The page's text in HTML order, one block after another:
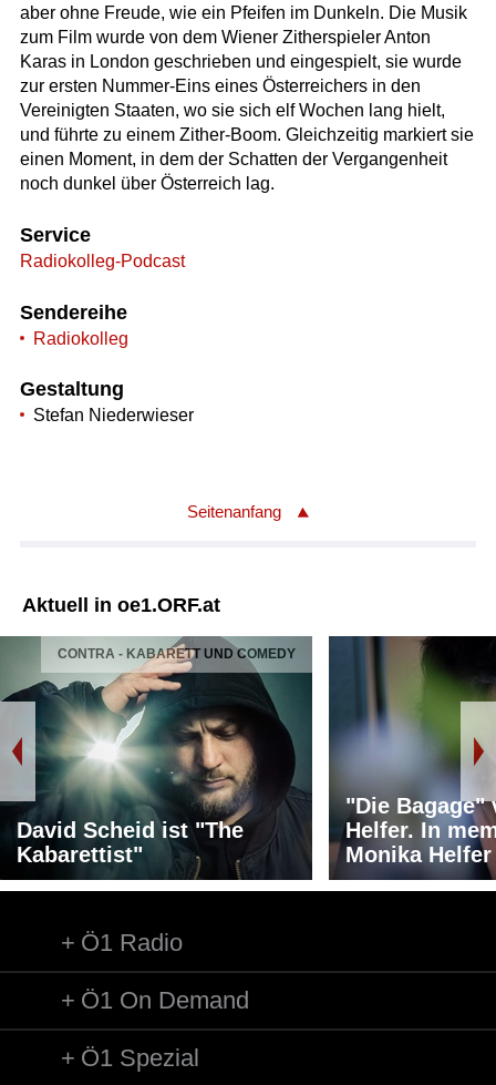
aber ohne Freude, wie ein Pfeifen im Dunkeln. Die Musik
zum Film wurde von dem Wiener Zitherspieler Anton
Karas in London geschrieben und eingespielt, sie wurde
zur ersten Nummer-Eins eines Österreichers in den
Vereinigten Staaten, wo sie sich elf Wochen lang hielt,
und führte zu einem Zither-Boom. Gleichzeitig markiert sie
einen Moment, in dem der Schatten der Vergangenheit
noch dunkel über Österreich lag.
Service
Radiokolleg-Podcast
Sendereihe
Radiokolleg
Gestaltung
Stefan Niederwieser
Seitenanfang
Aktuell in oe1.ORF.at
CONTRA - KABARETT UND COMEDY
David Scheid ist "The
Kabarettist"
"Die Bagage"
Helfer. In
Monika Helfer
Ö1 Radio
Ö1 On Demand
Ö1 Spezial